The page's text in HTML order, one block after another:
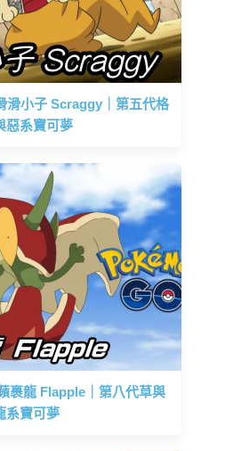
滑小子 Scraggy｜第五代格
惡系寶可夢
裹龍 Flapple｜第八代草與
系寶可夢